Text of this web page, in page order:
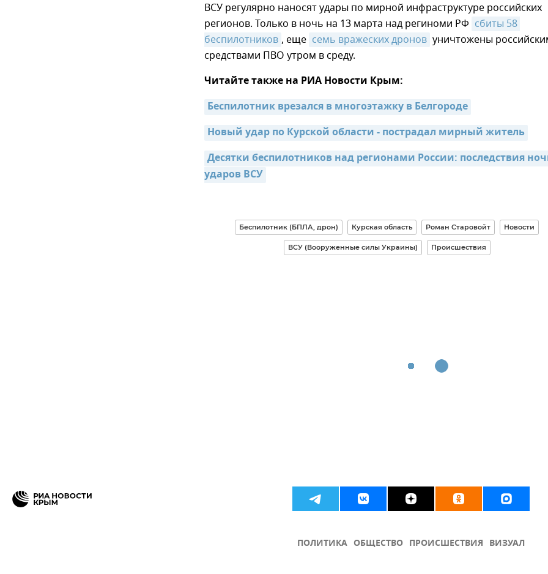
ВСУ регулярно наносят удары по мирной инфраструктуре российских
регионов. Только в ночь на 13 марта над региноми РФ сбиты 58
беспилотников , еще семь вражеских дронов уничтожены
средствами ПВО утром в среду.
Читайте также на РИА Новости Крым:
Беспилотник врезался в многоэтажку в Белгороде
Новый удар по Курской области - пострадал мирный житель
Десятки беспилотников над регионами России: последствия
ударов ВСУ
Беспилотник (БПЛА, дрон) Курская область Роман Старовойт Новости
ВСУ (Вооруженные силы Украины) Происшествия
ПОЛИТИКА ОБЩЕСТВО ПРОИСШЕСТВИЯ ВИЗУАЛ